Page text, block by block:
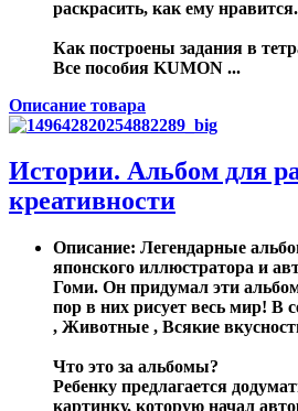
раскрасить, как ему нравится.
Как построены задания в
Все пособия KUMON ...
Описание товара
Истории. Альбом для
креативности
Описание: Легендарные
японского иллюстратора и
Гоми. Он придумал эти
пор в них рисует весь мир! В
, Животные , Всякие
Что это за альбомы?
Ребенку предлагается
картинку, которую начал